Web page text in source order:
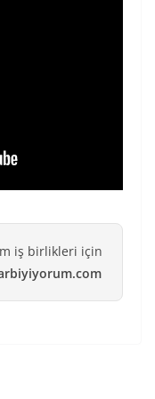
iş birlikleri için